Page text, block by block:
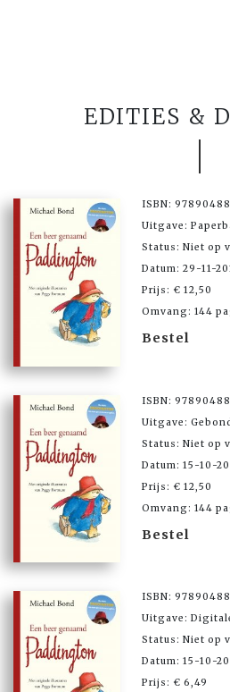
EDITIES &
ISBN:
Uitgave:
Status: Niet op
Datum: 29-11-
Prijs: € 12,50
Omvang: 144
Bestel
ISBN:
Uitgave:
Status: Niet op
Datum: 15-10-
Prijs: € 12,50
Omvang: 144
Bestel
ISBN:
Uitgave:
Status: Niet op
Datum: 15-10-
Prijs: € 6,49